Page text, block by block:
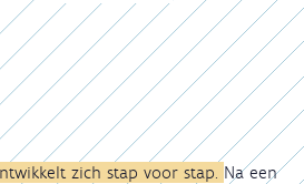
zich stap voor stap. Na een